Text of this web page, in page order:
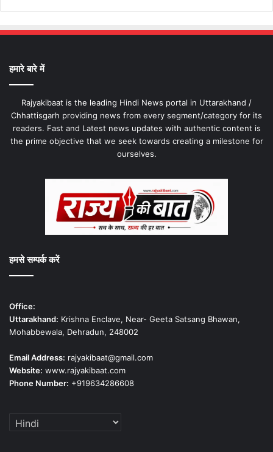
हमारे बारे में
Rajyakibaat is the leading Hindi News portal in Uttarakhand /
Chhattisgarh providing news from every segment/category for its
readers. Fast and Latest news updates with authentic content is
the prime objective that we seek towards creating a milestone for
ourselves.
हमसे सम्पर्क करें
Office:
Uttarakhand: Krishna Enclave, Near- Geeta Satsang Bhawan,
Mohabbewala, Dehradun, 248002
Email Address: rajyakibaat@gmail.com
Website: www.rajyakibaat.com
Phone Number: +919634286608